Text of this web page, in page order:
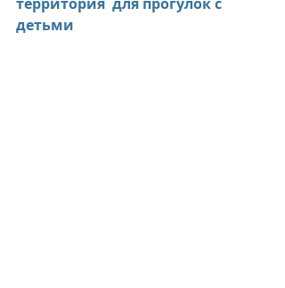
территория  для прогулок с
детьми